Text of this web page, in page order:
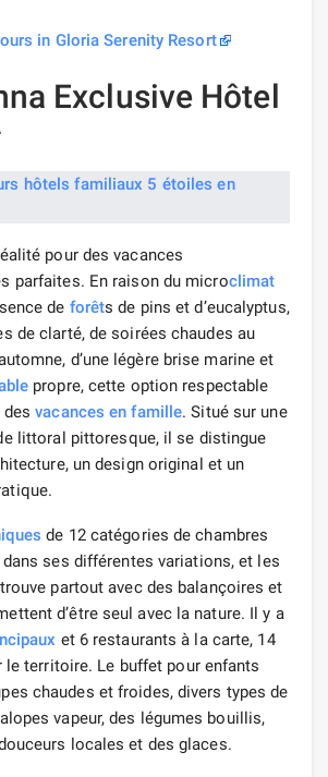
in Gloria Serenity Resort
Exclusive Hôtel
pour des vacances
parfaites. En raison du microclimat
de forêts de pins et d’eucalyptus,
de clarté, de soirées chaudes au
d’une légère brise marine et
propre, cette option respectable
desvacances en famille. Situé sur une
littoral pittoresque, il se distingue
un design original et un
de 12 catégories de chambres
ses différentes variations, et les
partout avec des balançoires et
d’être seul avec la nature. Il y a
et 6 restaurants à la carte, 14
le territoire. Le buffet pour enfants
chaudes et froides, divers types de
vapeur, des légumes bouillis,
locales et des glaces.